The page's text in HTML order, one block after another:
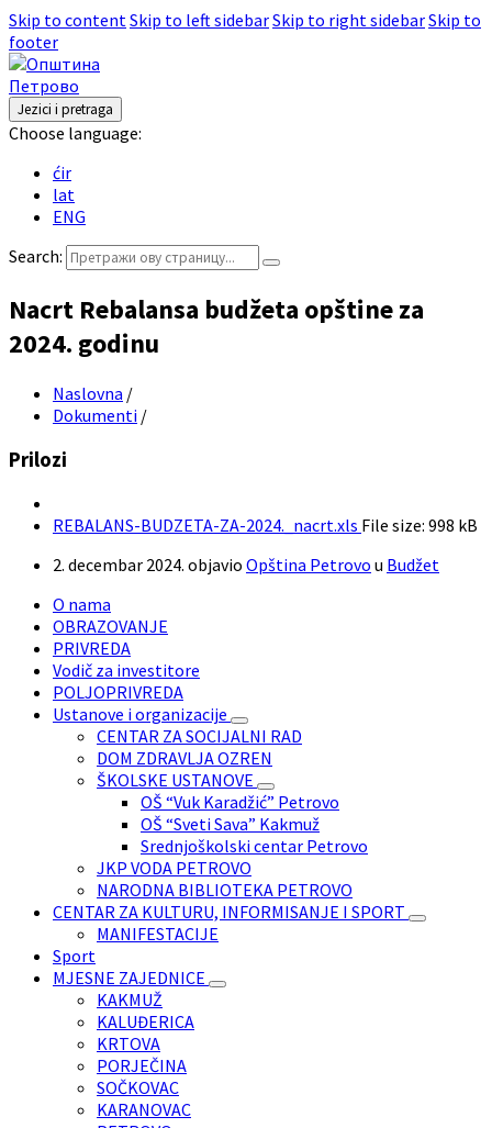
Skip to contentSkip to left sidebarSkip to right sidebarSkip to
footer
Jezici i pretraga
Choose language:
ćir
lat
ENG
Search:
Nacrt Rebalansa budžeta opštine za
2024. godinu
Naslovna /
Dokumenti /
Prilozi
REBALANS-BUDZETA-ZA-2024._nacrt.xls File size: 998 kB
2. decembar 2024. objavio Opština Petrovo u Budžet
O nama
OBRAZOVANJE
PRIVREDA
Vodič za investitore
POLJOPRIVREDA
Ustanove i organizacije
CENTAR ZA SOCIJALNI RAD
DOM ZDRAVLJA OZREN
ŠKOLSKE USTANOVE
OŠ “Vuk Karadžić” Petrovo
OŠ “Sveti Sava” Kakmuž
Srednjoškolski centar Petrovo
JKP VODA PETROVO
NARODNA BIBLIOTEKA PETROVO
CENTAR ZA KULTURU, INFORMISANJE I SPORT
MANIFESTACIJE
Sport
MJESNE ZAJEDNICE
KAKMUŽ
KALUĐERICA
KRTOVA
PORJEČINA
SOČKOVAC
KARANOVAC